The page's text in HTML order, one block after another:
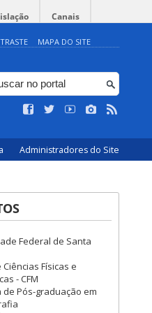
Canais
MAPA DO SITE
Administradores do Site
Federal de Santa
Físicas e
- CFM
de Pós-graduação em